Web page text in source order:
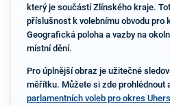
který je součástí Zlínského kraje.
příslušnost k volebnímu obvodu pro
Geografická poloha a vazby na
místní dění.
Pro úplnější obraz je užitečné
měřítku. Můžete si zde prohlédnout
parlamentních voleb pro okres